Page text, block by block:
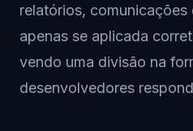
relatórios, comunicações
apenas se aplicada
vendo uma divisão na
desenvolvedores